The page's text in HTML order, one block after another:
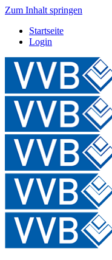
Zum Inhalt springen
Startseite
Login